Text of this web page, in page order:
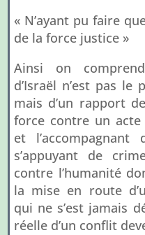
« N’ayant pu faire
de la force justice »
Ainsi on
d’Israël n’est pas
mais d’un rapport
force contre un
et l’accompagnant
s’appuyant de
contre l’humanité
la mise en route
qui ne s’est jamais
réelle d’un conflit